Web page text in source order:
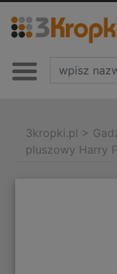
3kropki.pl >
pluszowy Harry